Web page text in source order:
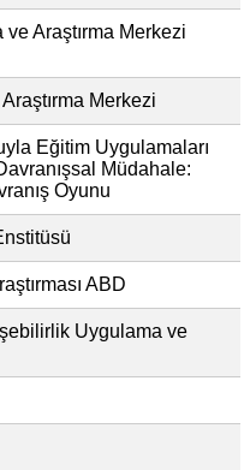
ve Araştırma Merkezi
Merkezi
Eğitim Uygulamaları
Müdahale:
Oyunu
ABD
Uygulama ve